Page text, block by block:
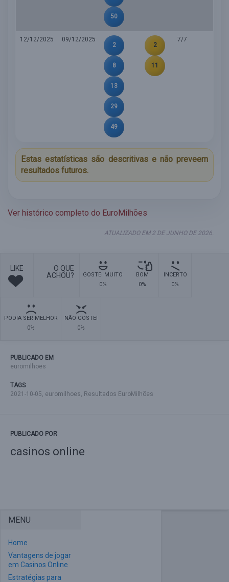
50
12/12/2025
09/12/2025
2
8
13
29
49
2
11
7/7
Estas estatísticas são descritivas e não preveem
resultados futuros.
Ver histórico completo do EuroMilhões
ATUALIZADO EM 2 DE JUNHO DE 2026.
LIKE
O QUE
ACHOU?
GOSTEI MUITO
0%
BOM
0%
INCERTO
0%
PODIA SER MELHOR
0%
NÃO GOSTEI
0%
PUBLICADO EM
euromilhoes
TAGS
2021-10-05, euromilhoes, Resultados EuroMilhões
PUBLICADO POR
casinos online
MENU
Home
Vantagens de jogar
em Casinos Online
Estratégias para